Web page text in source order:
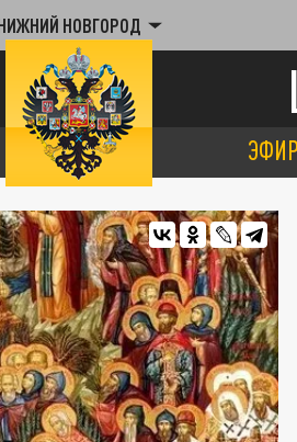
НОВГОРОД
ЭФИР